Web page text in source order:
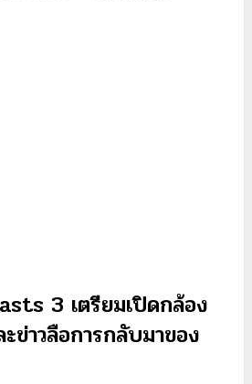
3 เตรียมเปิดกล้อง
ข่าวลือการกลับมาของ